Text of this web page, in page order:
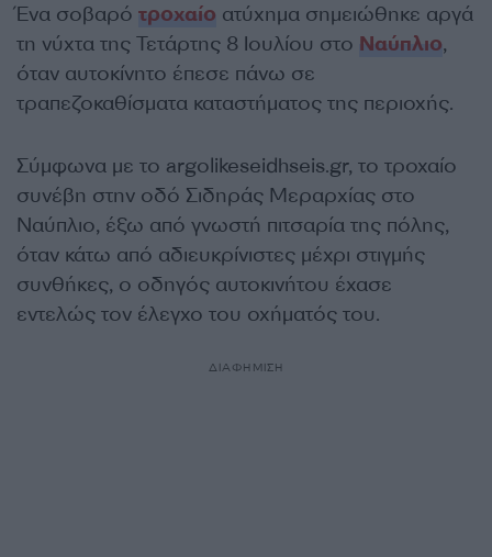
Ένα σοβαρό τροχαίο ατύχημα σημειώθηκε αργά
τη νύχτα της Τετάρτης 8 Ιουλίου στο Ναύπλιο,
όταν αυτοκίνητο έπεσε πάνω σε
τραπεζοκαθίσματα καταστήματος της περιοχής.
Σύμφωνα με το argolikeseidhseis.gr, το τροχαίο
συνέβη στην οδό Σιδηράς Μεραρχίας στο
Ναύπλιο, έξω από γνωστή πιτσαρία της πόλης,
όταν κάτω από αδιευκρίνιστες μέχρι στιγμής
συνθήκες, ο οδηγός αυτοκινήτου έχασε
εντελώς τον έλεγχο του οχήματός του.
ΔΙΑΦΗΜΙΣΗ